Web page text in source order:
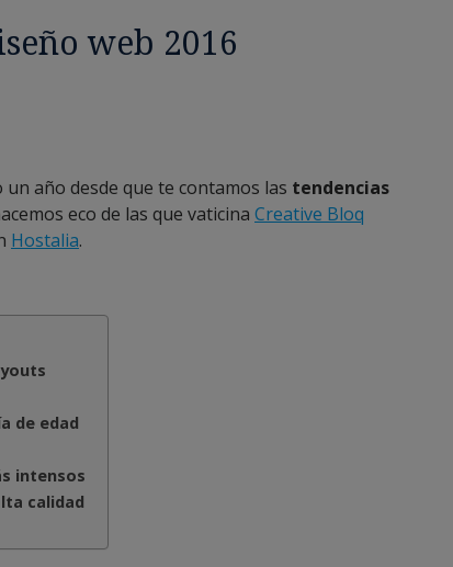
web 2016
año desde que te contamos las tendencias
eco de las que vaticina Creative Bloq
Hostalia.
de edad
intensos
calidad